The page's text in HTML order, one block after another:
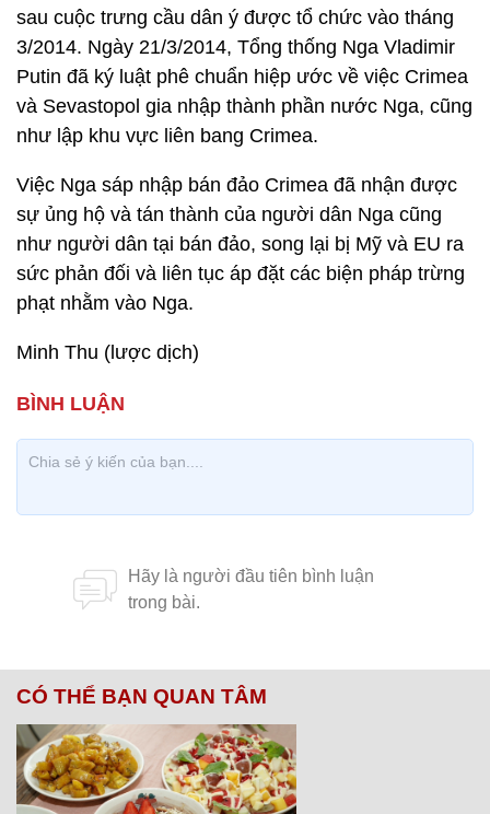
sau cuộc trưng cầu dân ý được tổ chức vào tháng
3/2014. Ngày 21/3/2014, Tổng thống Nga Vladimir
Putin đã ký luật phê chuẩn hiệp ước về việc Crimea
và Sevastopol gia nhập thành phần nước Nga, cũng
như lập khu vực liên bang Crimea.
Việc Nga sáp nhập bán đảo Crimea đã nhận được
sự ủng hộ và tán thành của người dân Nga cũng
như người dân tại bán đảo, song lại bị Mỹ và EU ra
sức phản đối và liên tục áp đặt các biện pháp trừng
phạt nhằm vào Nga.
Minh Thu (lược dịch)
CÓ THỂ BẠN QUAN TÂM